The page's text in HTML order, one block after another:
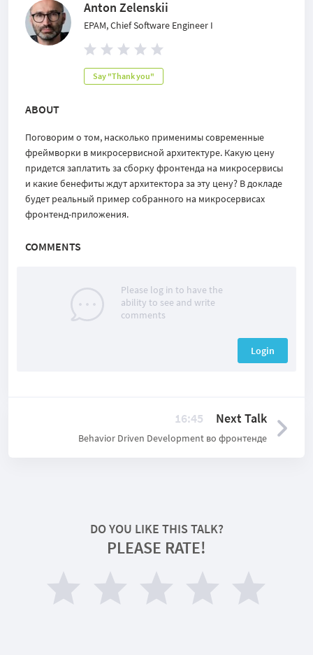
Anton Zelenskii
EPAM, Chief Software Engineer I
Say "Thank you"
ABOUT
Поговорим о том, насколько применимы современные
фреймворки в микросервисной архитектуре. Какую цену
придется заплатить за сборку фронтенда на микросервисы
и какие бенефиты ждут архитектора за эту цену? В докладе
будет реальный пример собранного на микросервисах
фронтенд-приложения.
COMMENTS
Please log in to have the
ability to see and write
comments
Login
16:45 Next Talk
Behavior Driven Development во фронтенде
DO YOU LIKE THIS TALK?
PLEASE RATE!